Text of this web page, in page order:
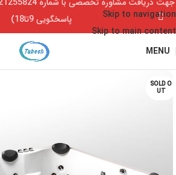
Skip to navigation
Skip to main content
MENU
SOLD O
UT
پاسخگویی 9تا18)